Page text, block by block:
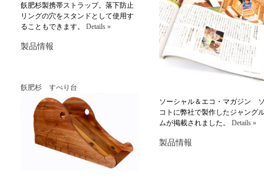
飫肥杉製携帯ストラップ。落下防止
リングの穴をスタンドとして使用す
ることもできます。 Details »
製品情報
ソーシャル＆エコ・マガジン
コトに弊社で製作したジャング
ムが掲載されました。 Details »
製品情報
飫肥杉 すべり台